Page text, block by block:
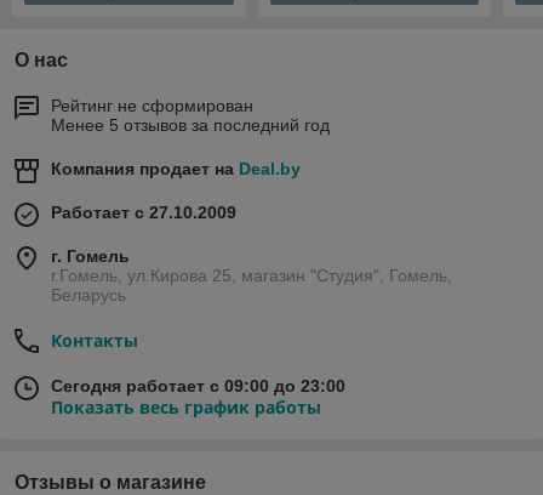
О нас
Рейтинг не сформирован
Менее 5 отзывов за последний год
Компания продает на Deal.by
Работает с 27.10.2009
г. Гомель
г.Гомель, ул.Кирова 25, магазин "Студия", Гомель,
Беларусь
Контакты
Сегодня работает с 09:00 до 23:00
Показать весь график работы
Отзывы о магазине